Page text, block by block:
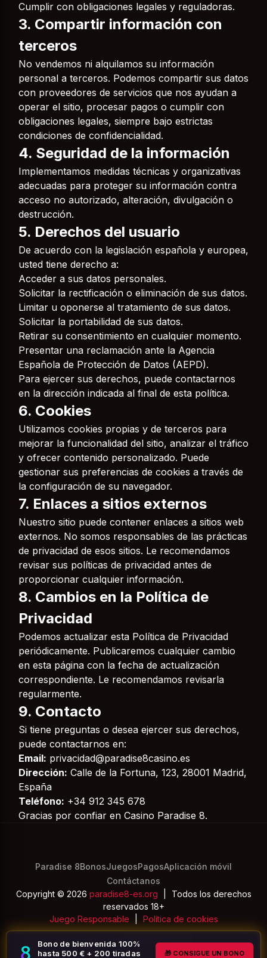
Cumplir con obligaciones legales y reguladoras.
3. Compartir información con
terceros
No vendemos ni alquilamos su información
personal a terceros. Podemos compartir sus datos
con proveedores de servicios que nos ayudan a
operar el sitio, procesar pagos o cumplir con
obligaciones legales, siempre bajo estrictas
condiciones de confidencialidad.
4. Seguridad de la información
Implementamos medidas técnicas y organizativas
adecuadas para proteger su información contra
acceso no autorizado, alteración, divulgación o
destrucción.
5. Derechos del usuario
De acuerdo con la legislación española y europea,
usted tiene derecho a:
Acceder a sus datos personales.
Solicitar la rectificación o eliminación de sus datos.
Limitar u oponerse al tratamiento de sus datos.
Solicitar la portabilidad de sus datos.
Retirar su consentimiento en cualquier momento.
Presentar una reclamación ante la Agencia
Española de Protección de Datos (AEPD).
Para ejercer sus derechos, puede contactarnos
en la dirección indicada al final de esta política.
6. Cookies
Utilizamos cookies propias y de terceros para
mejorar la funcionalidad del sitio, analizar el tráfico
y ofrecer contenido personalizado. Puede
gestionar sus preferencias de cookies a través de
la configuración de su navegador.
7. Enlaces a sitios externos
Nuestro sitio puede contener enlaces a sitios web
externos. No somos responsables de las prácticas
de privacidad de esos sitios. Le recomendamos
revisar sus políticas de privacidad antes de
proporcionar cualquier información.
8. Cambios en la Política de
Privacidad
Podemos actualizar esta Política de Privacidad
periódicamente. Publicaremos cualquier cambio
en esta página con la fecha de actualización
correspondiente. Le recomendamos revisarla
regularmente.
9. Contacto
Si tiene preguntas o desea ejercer sus derechos,
puede contactarnos en:
Email: privacidad@paradise8casino.es
Dirección: Calle de la Fortuna, 123, 28001 Madrid,
España
Teléfono: +34 912 345 678
Gracias por confiar en Casino Paradise 8.
Paradise 8BonosJuegosPagosAplicación móvil
Contáctanos
Copyright © 2026 paradise8-es.org
Todos los derechos
reservados 18+
Juego Responsable
Política de cookies
Bono de bienvenida 100%
hasta 500 € + 200 tiradas
🎁 CONSIGUE UN BONO